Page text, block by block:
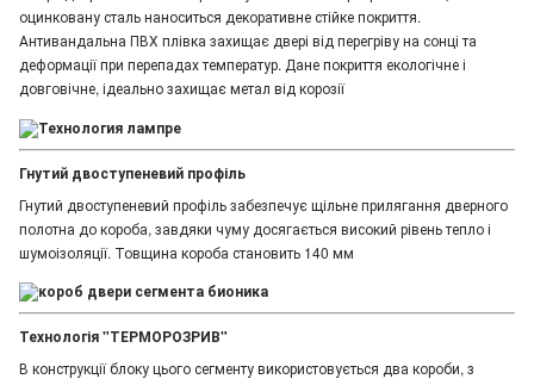
оцинковану сталь наноситься декоративне стійке покриття.
Антивандальна ПВХ плівка захищає двері від перегріву на сонці та
деформації при перепадах температур. Дане покриття екологічне і
довговічне, ідеально захищає метал від корозії
Гнутий двоступеневий профіль
Гнутий двоступеневий профіль забезпечує щільне прилягання дверного
полотна до короба, завдяки чуму досягається високий рівень тепло і
шумоізоляції. Товщина короба становить 140 мм
Технологія "ТЕРМОРОЗРИВ"
В конструкції блоку цього сегменту використовується два короби, з